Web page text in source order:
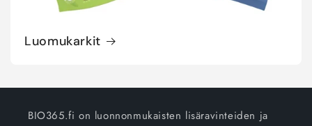
Luomukarkit
BIO365.fi on luonnonmukaisten lisäravinteiden ja